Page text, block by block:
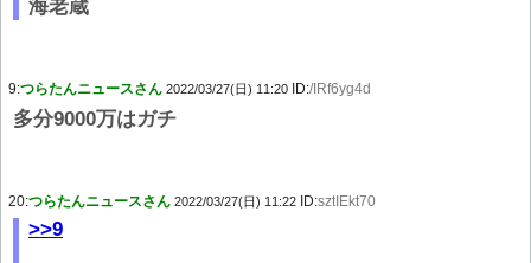
海老蔵
9:つらたんニュースさん 2022/03/27(日) 11:20 ID:/IRf6yg4d
多分9000万はガチ
20:つらたんニュースさん 2022/03/27(日) 11:22 ID:sztIEkt70
>>9